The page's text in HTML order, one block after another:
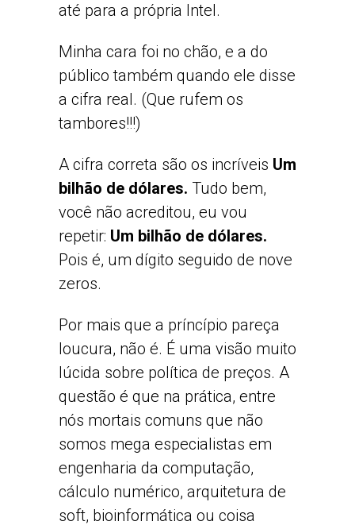
até para a própria Intel.
Minha cara foi no chão, e a do
público também quando ele disse
a cifra real. (Que rufem os
tambores!!!)
A cifra correta são os incríveis Um
bilhão de dólares. Tudo bem,
você não acreditou, eu vou
repetir: Um bilhão de dólares.
Pois é, um dígito seguido de nove
zeros.
Por mais que a príncípio pareça
loucura, não é. É uma visão muito
lúcida sobre política de preços. A
questão é que na prática, entre
nós mortais comuns que não
somos mega especialistas em
engenharia da computação,
cálculo numérico, arquitetura de
soft, bioinformática ou coisa